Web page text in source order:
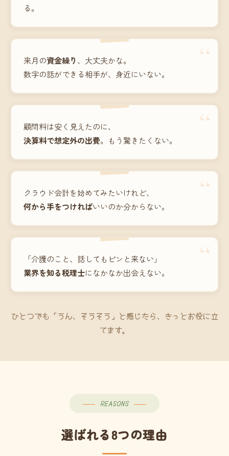
る。
“
来月の資金繰り 、大丈夫かな。
数字の話ができる相手が、身近にいない。
“
顧問料は安く見えたのに、
決算料で想定外の出費。もう驚きたくない。
“
クラウド会計を始めてみたいけれど、
何から手をつければいいのか分からない。
“
「介護のこと、話してもピンと来ない」
業界を知る税理士になかなか出会えない。
ひとつでも「うん、そうそう」と感じたら、きっとお役に立
てます。
REASONS
選ばれる8つの理由